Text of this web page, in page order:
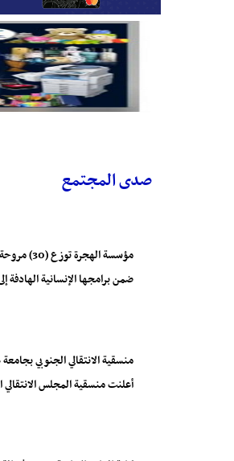
صدى المجتمع
مؤسسة الهجرة توزع (30) مروحة شحن في العاصمة عدن و لحج
ضمن برامجها الإنسانية
منسقية الانتقالي الجنوبي
أعلنت منسقية المجلس